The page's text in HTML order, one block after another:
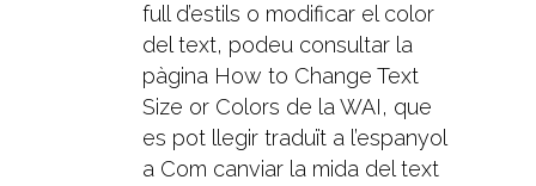
full d’estils o modificar el color
del text, podeu consultar la
pàgina How to Change Text
Size or Colors de la WAI, que
es pot llegir traduït a l’espanyol
a Com canviar la mida del text